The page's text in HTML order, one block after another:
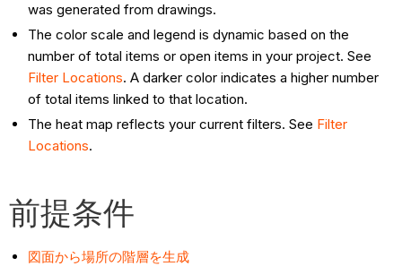
was generated from drawings.
The color scale and legend is dynamic based on the
number of total items or open items in your project. See
Filter Locations. A darker color indicates a higher number
of total items linked to that location.
The heat map reflects your current filters. See Filter
Locations.
前提条件
図面から場所の階層を生成